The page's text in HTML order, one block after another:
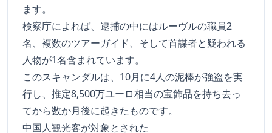
ます。
検察庁によれば、逮捕の中にはルーヴルの職員2
名、複数のツアーガイド、そして首謀者と疑われる
人物が1名含まれています。
このスキャンダルは、10月に4人の泥棒が強盗を実
行し、推定8,500万ユーロ相当の宝飾品を持ち去っ
てから数か月後に起きたものです。
中国人観光客が対象とされた